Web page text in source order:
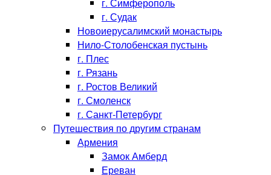
г. Судак
Новоиерусалимский монастырь
Нило-Столобенская пустынь
г. Плес
г. Рязань
г. Ростов Великий
г. Смоленск
г. Санкт-Петербург
Путешествия по другим странам
Армения
Замок Амберд
Ереван